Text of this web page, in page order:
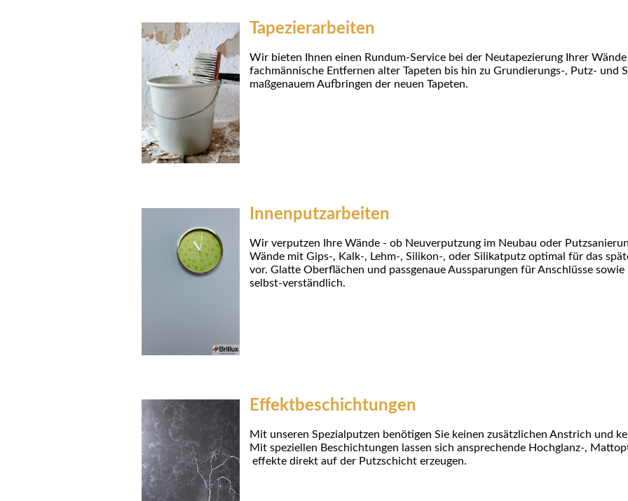
Tapezierarbeiten
Wir bieten Ihnen einen Rundum-Service bei der Neutapezierung Ihrer
fachmännische Entfernen alter Tapeten bis hin zu Grundierungs-, Putz- und
maßgenauem Aufbringen der neuen Tapeten.
Innenputzarbeiten
Wir verputzen Ihre Wände - ob Neuverputzung im Neubau oder
Wände mit Gips-, Kalk-, Lehm-, Silikon-, oder Silikatputz optimal für das
vor. Glatte Oberflächen und passgenaue Aussparungen für Anschlüsse sowie
selbst-verständlich.
Effektbeschichtungen
Mit unseren Spezialputzen benötigen Sie keinen zusätzlichen Anstrich und
Mit speziellen Beschichtungen lassen sich ansprechende Hochglanz-,
effekte direkt auf der Putzschicht erzeugen.